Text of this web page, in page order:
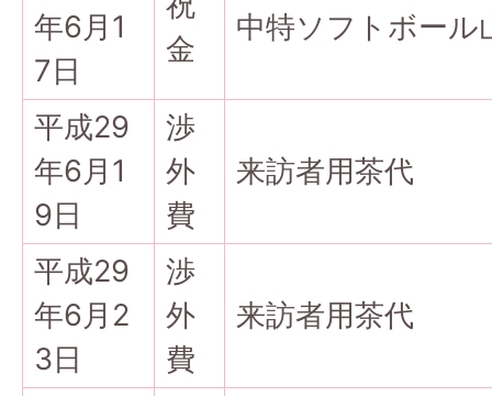
年6月1
7日
金
中特ソフトボール
平成29
年6月1
9日
渉
外
費
来訪者用茶代
平成29
年6月2
3日
渉
外
費
来訪者用茶代